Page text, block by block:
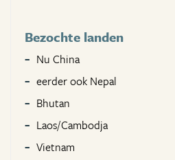
Bezochte landen
Nu China
eerder ook Nepal
Bhutan
Laos/Cambodja
Vietnam